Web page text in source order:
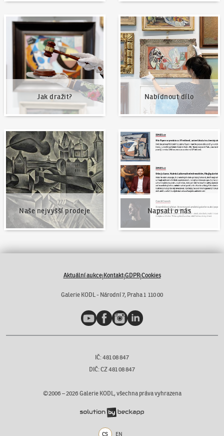
Jak dražit?
Jak dražit?
Nabídnout dílo
Nabídnout dílo
Naše nejvyšší prodeje
Naše nejvyšší prodeje
Napsali o nás
Napsali o nás
Aktuální aukce|Kontakt|GDPR|Cookies
Galerie KODL - Národní 7, Praha 1 110 00
YouTubeFacebookInstagramLinkedIn
IČ: 481 08 847
DIČ: CZ 481 08 847
©2006 –2026 Galerie KODL, všechna práva vyhrazena
CS EN